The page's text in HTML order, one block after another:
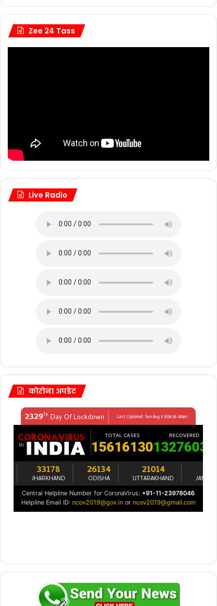
Zee 24 Tass
Live Radio
कोरोना अपडेट